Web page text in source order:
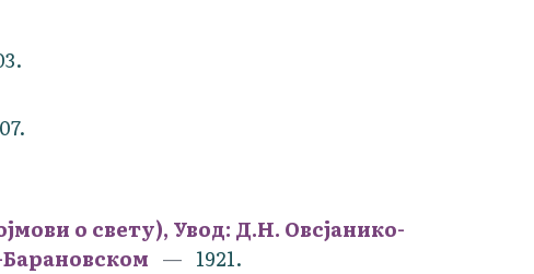
о свету), Увод: Д.Н. Овсјанико-
1921.